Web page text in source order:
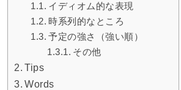
イディオム的な表現
時系列的なところ
予定の強さ（強い順）
その他
Tips
Words